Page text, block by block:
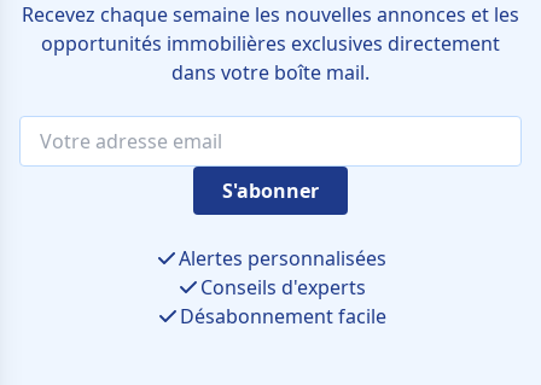
Recevez chaque semaine les nouvelles annonces et les
opportunités immobilières exclusives directement
dans votre boîte mail.
S'abonner
Alertes personnalisées
Conseils d'experts
Désabonnement facile